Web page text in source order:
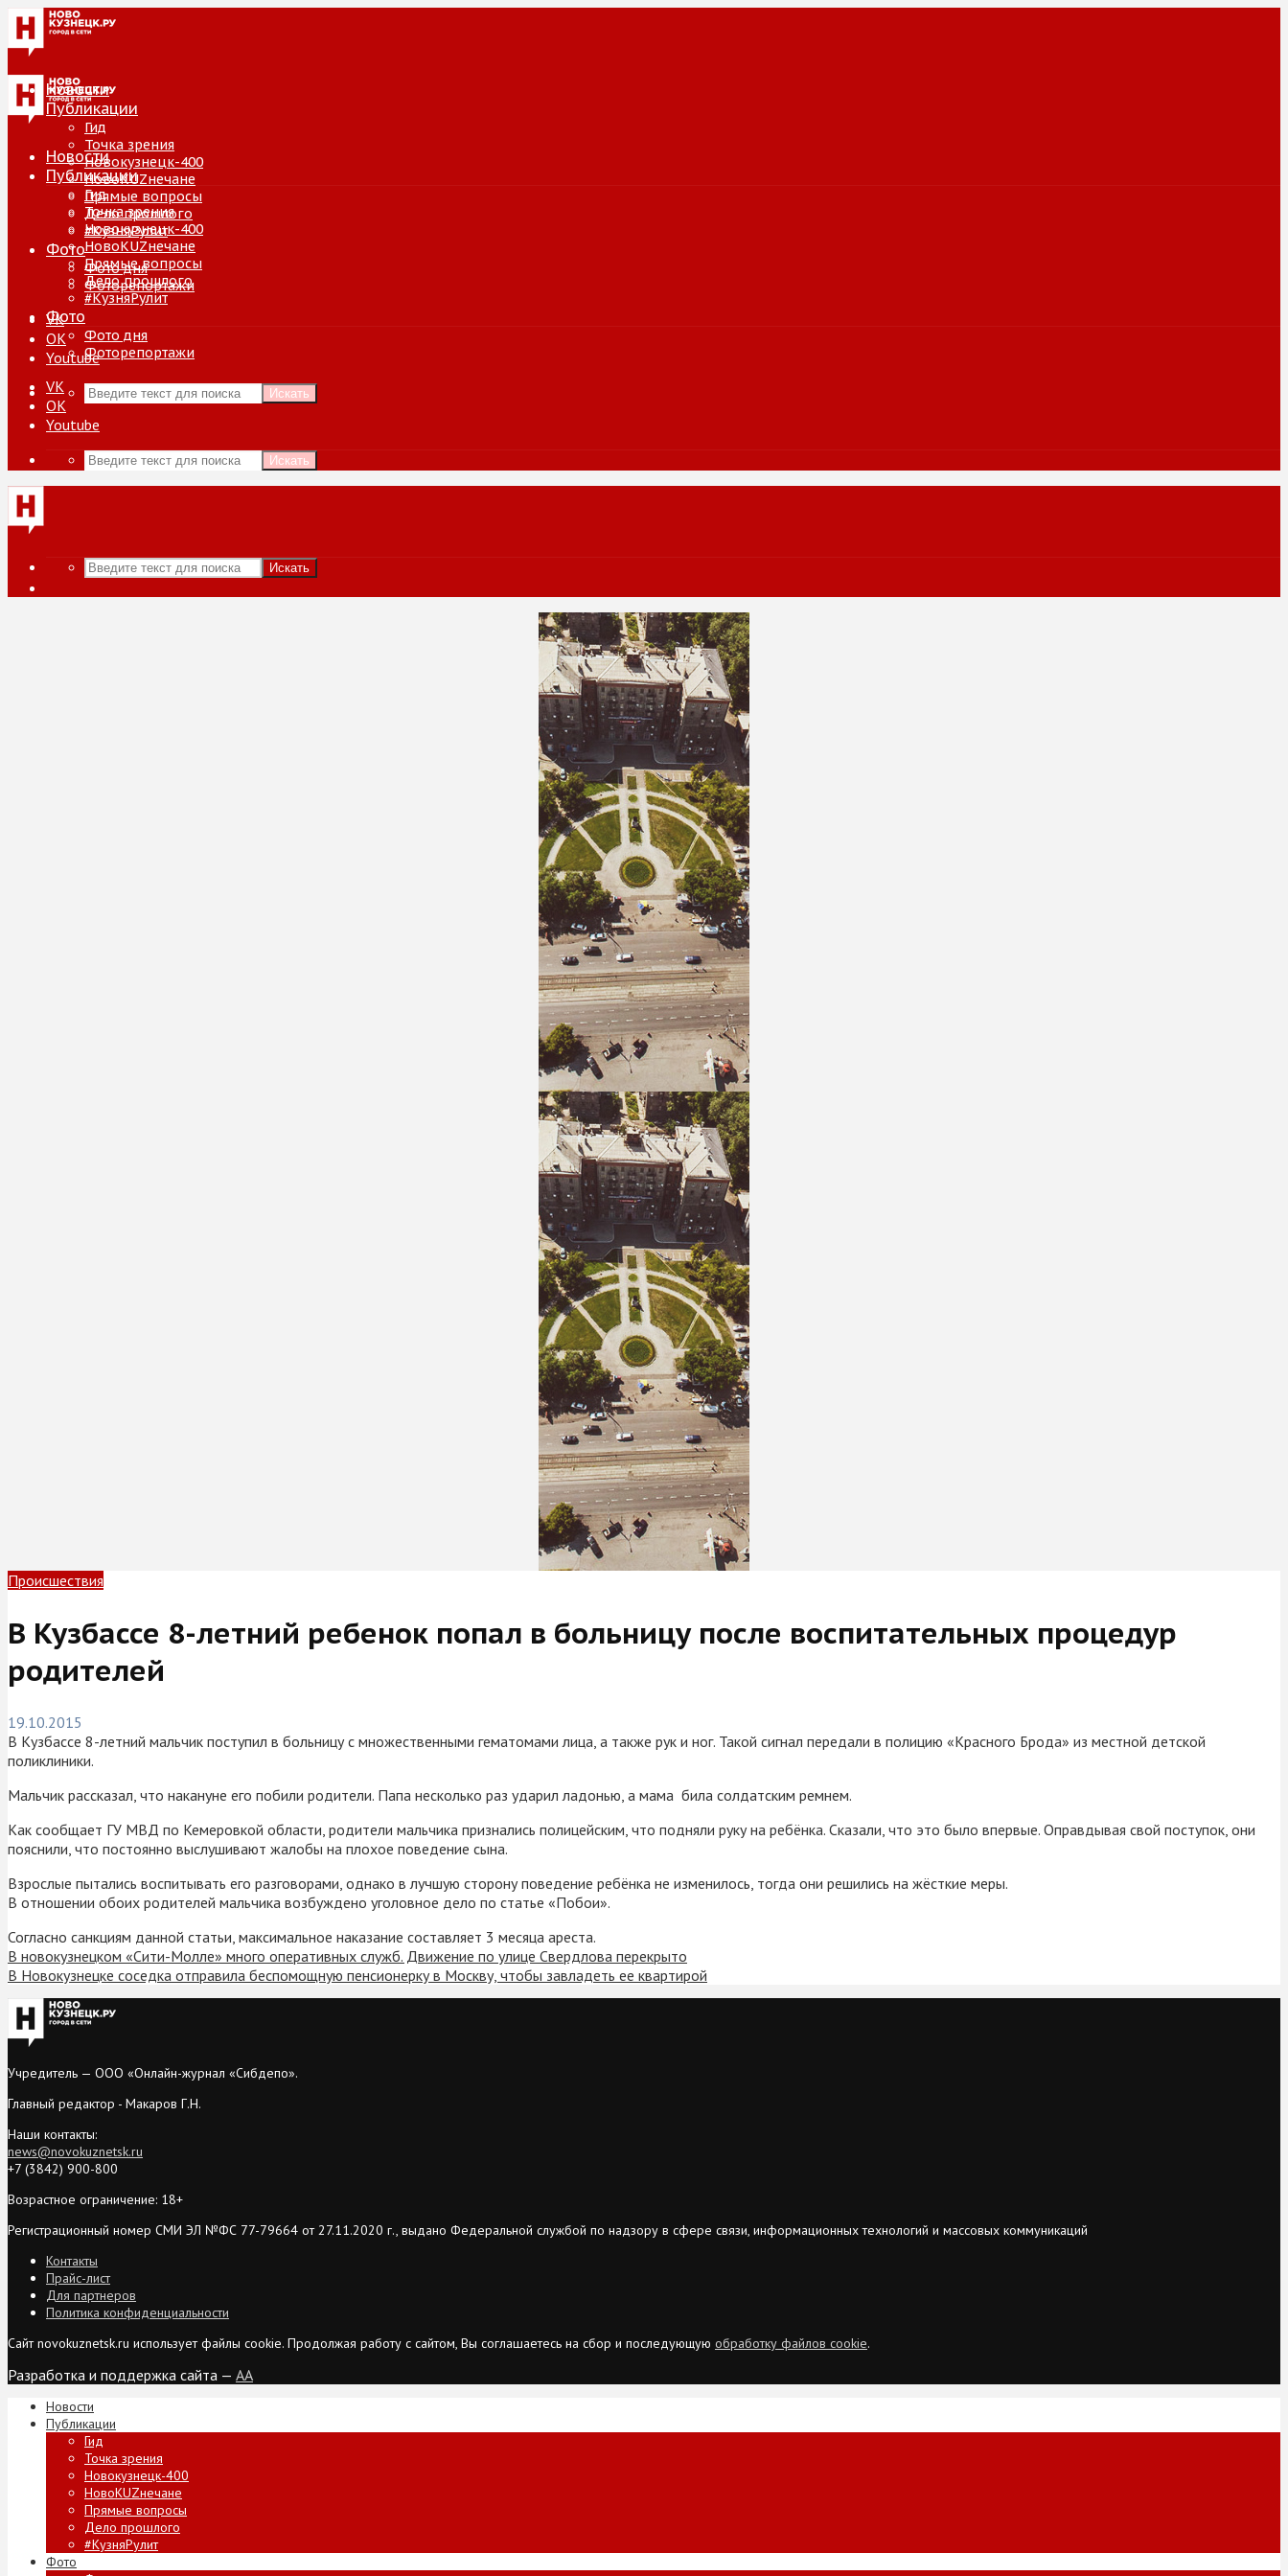
Новости
Публикации
Гид
Точка зрения
Новокузнецк-400
НовоKUZнечане
Прямые вопросы
Дело прошлого
#КузняРулит
Фото
Фото дня
Фоторепортажи
VK
ОК
Youtube
Искать
Новости
Публикации
Гид
Точка зрения
Новокузнецк-400
НовоKUZнечане
Прямые вопросы
Дело прошлого
#КузняРулит
Фото
Фото дня
Фоторепортажи
VK
ОК
Youtube
Искать
Искать
Происшествия
В Кузбассе 8-летний ребенок попал в больницу после воспитательных процедур
родителей
19.10.2015
В Кузбассе 8-летний мальчик поступил в больницу с множественными гематомами лица, а также рук и ног. Такой сигнал передали в полицию «Красного Брода» из местной детской
поликлиники.
Мальчик рассказал, что накануне его побили родители. Папа несколько раз ударил ладонью, а мама била солдатским ремнем.
Как сообщает ГУ МВД по Кемеровкой области, родители мальчика признались полицейским, что подняли руку на ребёнка. Сказали, что это было впервые. Оправдывая свой поступок, они
пояснили, что постоянно выслушивают жалобы на плохое поведение сына.
Взрослые пытались воспитывать его разговорами, однако в лучшую сторону поведение ребёнка не изменилось, тогда они решились на жёсткие меры.
В отношении обоих родителей мальчика возбуждено уголовное дело по статье «Побои».
Согласно санкциям данной статьи, максимальное наказание составляет 3 месяца ареста.
В новокузнецком «Сити-Молле» много оперативных служб. Движение по улице Свердлова перекрыто
В Новокузнецке соседка отправила беспомощную пенсионерку в Москву, чтобы завладеть ее квартирой
Учредитель — ООО «Онлайн-журнал «Сибдепо».
Главный редактор - Макаров Г.Н.
Наши контакты:
news@novokuznetsk.ru
+7 (3842) 900-800
Возрастное ограничение: 18+
Регистрационный номер СМИ ЭЛ №ФС 77-79664 от 27.11.2020 г., выдано Федеральной службой по надзору в сфере связи, информационных технологий и массовых коммуникаций
Контакты
Прайс-лист
Для партнеров
Политика конфиденциальности
Сайт novokuznetsk.ru использует файлы cookie. Продолжая работу с сайтом, Вы соглашаетесь на сбор и последующую обработку файлов cookie.
Разработка и поддержка сайта — AA
Новости
Публикации
Гид
Точка зрения
Новокузнецк-400
НовоKUZнечане
Прямые вопросы
Дело прошлого
#КузняРулит
Фото